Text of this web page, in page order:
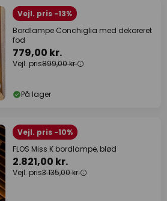
Vejl. pris -13%
Bordlampe Conchiglia med dekoreret
fod
779,00 kr.
Vejl. pris899,00 kr.
På lager
Vejl. pris -10%
FLOS Miss K bordlampe, blød
2.821,00 kr.
Vejl. pris3.135,00 kr.